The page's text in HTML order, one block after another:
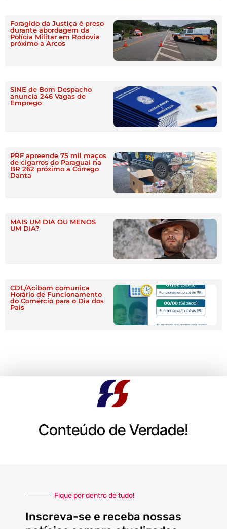
Foragido da Justiça é preso
durante abordagem da
Polícia Militar em Rodovia
próximo a Arcos
SINE de Bom Despacho
anuncia 246 Vagas de
Emprego
PRF apreende 75 mil maços
de cigarros do Paraguai na
BR 262 próximo a Córrego
Danta
MAIS UM DIA OU MENOS
UM DIA?
CDL/Acibom comunica
Horário de Funcionamento
do Comércio para o Dia dos
Pais
Conteúdo de Verdade!
Fique por dentro de tudo!
Inscreva-se e receba nossas